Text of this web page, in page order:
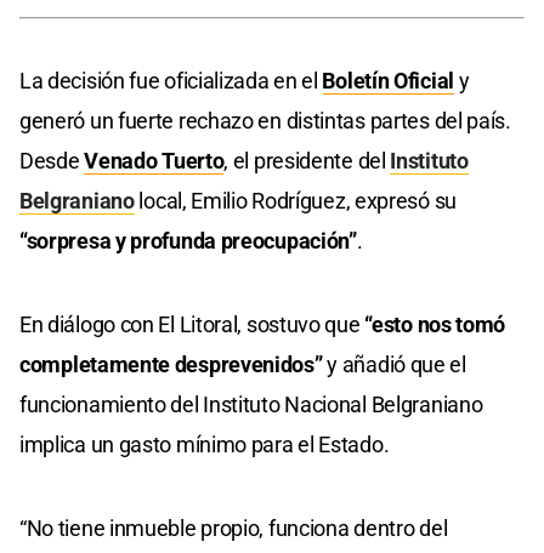
La decisión fue oficializada en el Boletín Oficial y
generó un fuerte rechazo en distintas partes del país.
DesdeVenado Tuerto, el presidente del Instituto
Belgranianolocal, Emilio Rodríguez, expresó su
“sorpresa y profunda preocupación”.
En diálogo con El Litoral, sostuvo que “esto nos tomó
completamente desprevenidos”y añadió que el
funcionamiento del Instituto Nacional Belgraniano
implica un gasto mínimo para el Estado.
“No tiene inmueble propio, funciona dentro del